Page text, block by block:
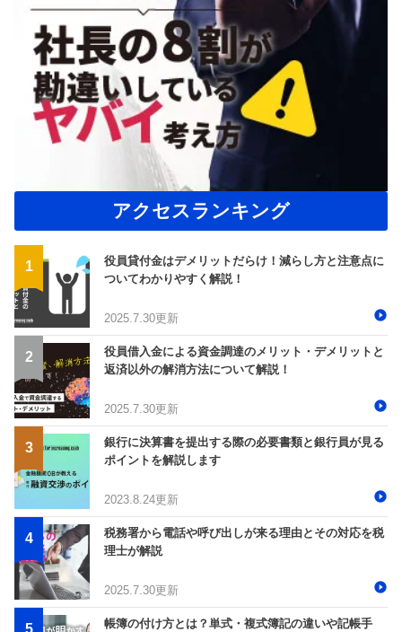
アクセスランキング
役員貸付金はデメリットだらけ！減らし方と注意点に
ついてわかりやすく解説！
2025.7.30更新
役員借入金による資金調達のメリット・デメリットと
返済以外の解消方法について解説！
2025.7.30更新
銀行に決算書を提出する際の必要書類と銀行員が見る
ポイントを解説します
2023.8.24更新
税務署から電話や呼び出しが来る理由とその対応を税
理士が解説
2025.7.30更新
帳簿の付け方とは？単式・複式簿記の違いや記帳手